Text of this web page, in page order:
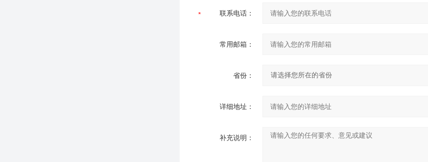
联系电话：
常用邮箱：
省份：
详细地址：
补充说明：